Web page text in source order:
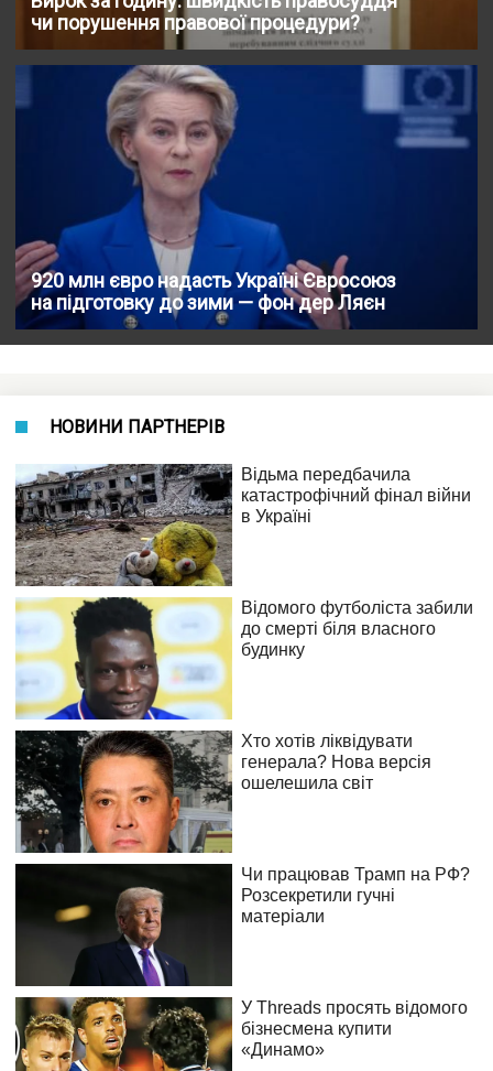
чи порушення правової процедури?
920 млн євро надасть Україні Євроcоюз
на підготовку до зими — фон дер Ляєн
НОВИНИ ПАРТНЕРІВ